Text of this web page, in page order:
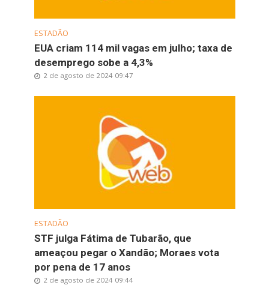
ESTADÃO
EUA criam 114 mil vagas em julho; taxa de
desemprego sobe a 4,3%
2 de agosto de 2024 09:47
ESTADÃO
STF julga Fátima de Tubarão, que
ameaçou pegar o Xandão; Moraes vota
por pena de 17 anos
2 de agosto de 2024 09:44